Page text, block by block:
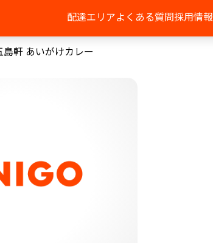
配達エリアよくある質問採用情報
島軒 あいがけカレー